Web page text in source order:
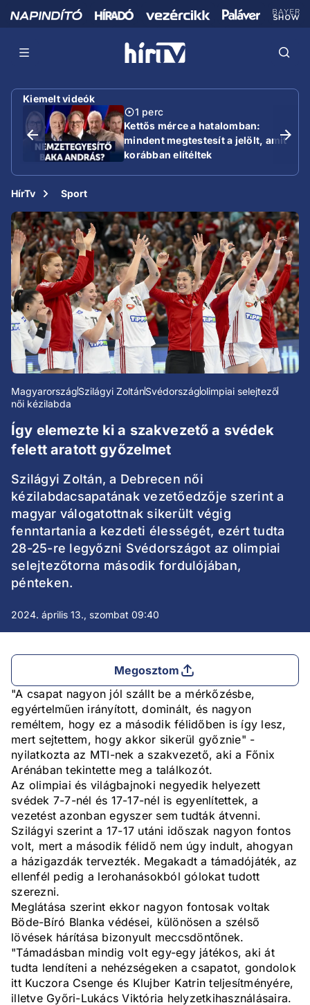
Kiemelt videók
1 perc
Kettős mérce a hatalomban:
mindent megtestesít a jelölt, amit
korábban elítéltek
HírTv Sport
MagyarországSzilágyi ZoltánSvédországolimpiai selejtező
női kézilabda
Így elemezte ki a szakvezető a svédek
felett aratott győzelmet
Szilágyi Zoltán, a Debrecen női
kézilabdacsapatának vezetőedzője szerint a
magyar válogatottnak sikerült végig
fenntartania a kezdeti élességét, ezért tudta
28-25-re legyőzni Svédországot az olimpiai
selejtezőtorna második fordulójában,
pénteken.
2024. április 13., szombat 09:40
Megosztom
"A csapat nagyon jól szállt be a mérkőzésbe,
egyértelműen irányított, dominált, és nagyon
reméltem, hogy ez a második félidőben is így lesz,
mert sejtettem, hogy akkor sikerül győznie" -
nyilatkozta az MTI-nek a szakvezető, aki a Főnix
Arénában tekintette meg a találkozót.
Az olimpiai és világbajnoki negyedik helyezett
svédek 7-7-nél és 17-17-nél is egyenlítettek, a
vezetést azonban egyszer sem tudták átvenni.
Szilágyi szerint a 17-17 utáni időszak nagyon fontos
volt, mert a második félidő nem úgy indult, ahogyan
a házigazdák tervezték. Megakadt a támadójáték, az
ellenfél pedig a lerohanásokból gólokat tudott
szerezni.
Meglátása szerint ekkor nagyon fontosak voltak
Böde-Bíró Blanka védései, különösen a szélső
lövések hárítása bizonyult meccsdöntőnek.
"Támadásban mindig volt egy-egy játékos, aki át
tudta lendíteni a nehézségeken a csapatot, gondolok
itt Kuczora Csenge és Klujber Katrin teljesítményére,
illetve Győri-Lukács Viktória helyzetkihasználásaira.